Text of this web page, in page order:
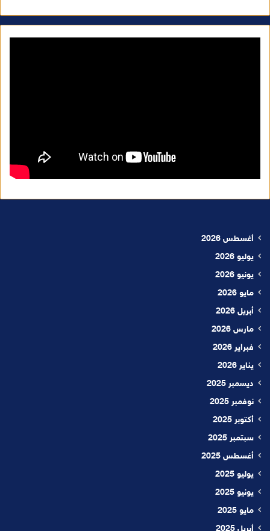
أغسطس 2026
يوليو 2026
يونيو 2026
مايو 2026
أبريل 2026
مارس 2026
فبراير 2026
يناير 2026
ديسمبر 2025
نوفمبر 2025
أكتوبر 2025
سبتمبر 2025
أغسطس 2025
يوليو 2025
يونيو 2025
مايو 2025
أبريل 2025